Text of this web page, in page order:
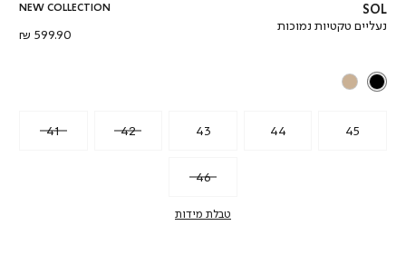
SOL
נעליים טקטיות נמוכות
NEW COLLECTION
מחיר
599.90 ₪
41 42 43 44 45
46
טבלת מידות